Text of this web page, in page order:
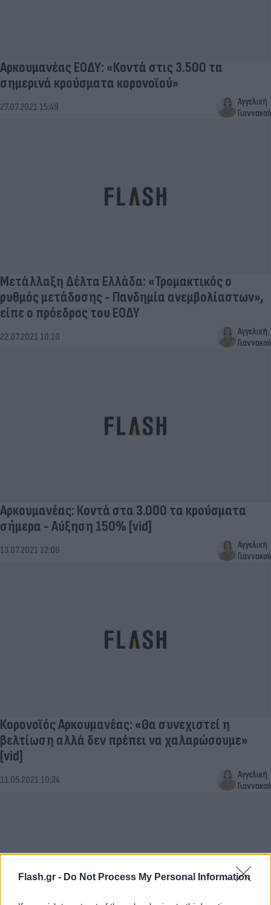
Flash.gr - Do Not Process My Personal Information
Αρκουμανέας ΕΟΔΥ: «Κοντά στις 3.500 τα
σημερινά κρούσματα κορονοϊού»
27.07.2021 15:49
Αγγελική
Γιαννακού
Μετάλλαξη Δέλτα Ελλάδα: «Τρομακτικός ο
ρυθμός μετάδοσης - Πανδημία ανεμβολίαστων»,
είπε ο πρόεδρος του ΕΟΔΥ
22.07.2021 10:10
Αγγελική
Γιαννακού
Αρκουμανέας: Κοντά στα 3.000 τα κρούσματα
σήμερα - Αύξηση 150% [vid]
13.07.2021 12:06
Αγγελική
Γιαννακού
Κορονοϊός Αρκουμανέας: «Θα συνεχιστεί η
βελτίωση αλλά δεν πρέπει να χαλαρώσουμε»
[vid]
11.05.2021 10:24
Αγγελική
Γιαννακού